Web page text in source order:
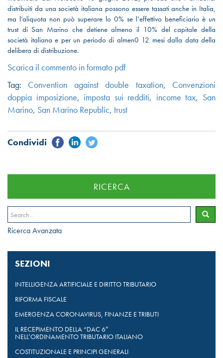
distribuiti da una società italiana possono essere tassati anche in Italia,
ma l’aliquota non può superare lo 0% se l’effettivo beneficiario è un
trust di San Marino che detiene almeno il 10% del capitale della
società italiana e per un periodo di almen0 12 mesi dalla data della
delibera di distribuzione.
Scarica il commento in formato pdf
Tag: Convention against double taxation, Convenzioni
doppia imposizione, imposta sui redditi, income tax, San
Marino, San Marino Republic, trust
RICERCA
Ricerca Avanzata
SEZIONI
INTELLIGENZA ARTIFICIALE E DIRITTO TRIBUTARIO
RIFORMA FISCALE
EMERGENZA CORONAVIRUS, FINANZE E TRIBUTI
IL RECEPIMENTO DELLA “DAC 6”
NELL’ORDINAMENTO TRIBUTARIO ITALIANO
COSTITUZIONALE E PRINCIPI GENERALI